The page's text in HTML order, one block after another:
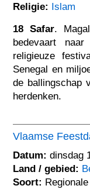
Religie: Islam
18 Safar.
bedevaart
religieuze
Senegal en
de ballingschap
herdenken.
Vlaamse
Datum: dinsdag
Land / gebied:
Soort: